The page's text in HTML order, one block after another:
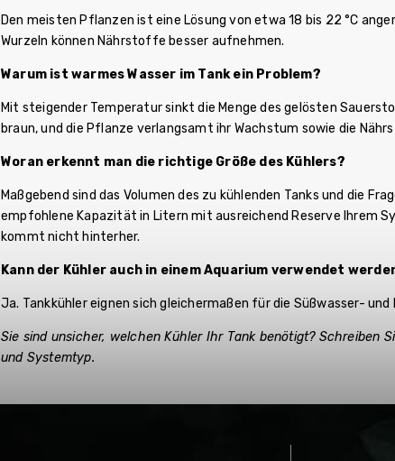
Den meisten Pflanzen ist eine Lösung von etwa 18 bis 22 °C
Wurzeln können Nährstoffe besser aufnehmen.
Warum ist warmes Wasser im Tank ein Problem?
Mit steigender Temperatur sinkt die Menge des gelösten
braun, und die Pflanze verlangsamt ihr Wachstum sowie die
Woran erkennt man die richtige Größe des Kühlers?
Maßgebend sind das Volumen des zu kühlenden Tanks und die
empfohlene Kapazität in Litern mit ausreichend Reserve Ihrem
kommt nicht hinterher.
Kann der Kühler auch in einem Aquarium verwendet
Ja. Tankkühler eignen sich gleichermaßen für die Süßwasser-
Sie sind unsicher, welchen Kühler Ihr Tank benötigt? Schreiben
und Systemtyp.